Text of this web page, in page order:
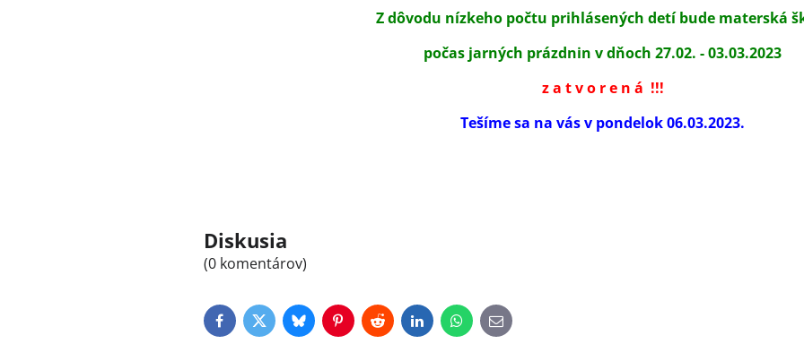
Z dôvodu nízkeho počtu prihlásených detí bude materská
počas jarných prázdnin v dňoch 27.02. - 03.03.2023
z a t v o r e n á !!!
Tešíme sa na vás v pondelok 06.03.2023.
Diskusia
(0 komentárov)
FacebookTwitterBlueskyPinterestRedditLinkedInWhatsApp
E-
mail